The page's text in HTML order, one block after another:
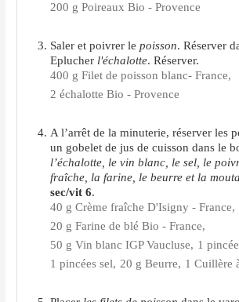
200 g Poireaux Bio - Provence
Saler et poivrer lepoisson. Réserver
Eplucherl'échalotte. Réserver.
400 g Filet de poisson blanc- France,
2 échalotte Bio - Provence
A l’arrêt de la minuterie, réserver les
un gobelet de jus de cuisson dans le
l’échalotte, le vin blanc, le sel, le
fraîche, la farine, le beurre et la
sec/vit 6.
40 g Crème fraîche D'Isigny - France,
20 g Farine de blé Bio - France,
50 g Vin blanc IGP Vaucluse, 1
1 pincées sel, 20 g Beurre, 1 Cuillère